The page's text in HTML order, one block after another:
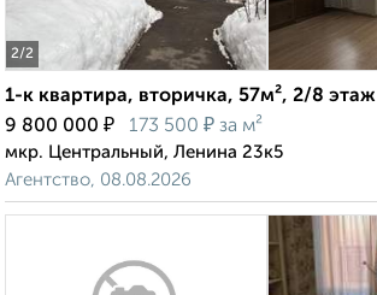
2/2
1-к квартира, вторичка, 57м², 2/8 этаж
9 800 000 ₽ 173 500 ₽ за м²
мкр. Центральный, Ленина 23к5
Агентство, 08.08.2026